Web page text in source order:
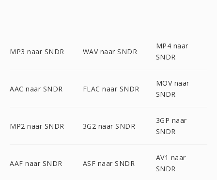
MP3 naar SNDR WAV naar SNDR
MP4 naar
SNDR
AAC naar SNDR FLAC naar SNDR
MOV naar
SNDR
MP2 naar SNDR 3G2 naar SNDR
3GP naar
SNDR
AAF naar SNDR ASF naar SNDR
AV1 naar
SNDR